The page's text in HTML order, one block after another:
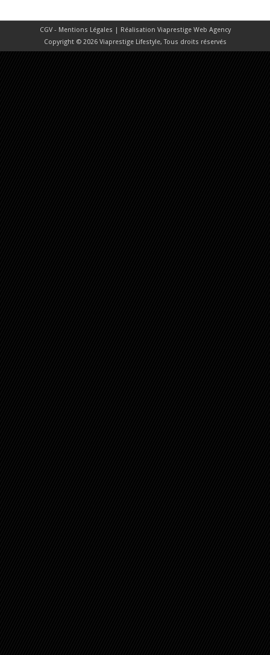
CGV - Mentions Légales | Réalisation Viaprestige Web Agency
Copyright © 2026 Viaprestige Lifestyle, Tous droits réservés